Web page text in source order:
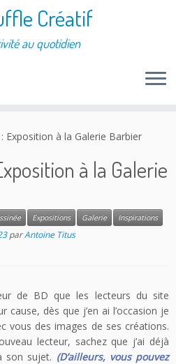
Créatif
au quotidien
Exposition à la Galerie Barbier
à la Galerie
Expositions Galerie
Inspirations
parAntoine Titus
de BD que les lecteurs du site
cause, dès que j’en ai l’occasion je
vous des images de ses créations.
lecteur, sachez que j’ai déjà
son sujet. (D’ailleurs, vous pouvez